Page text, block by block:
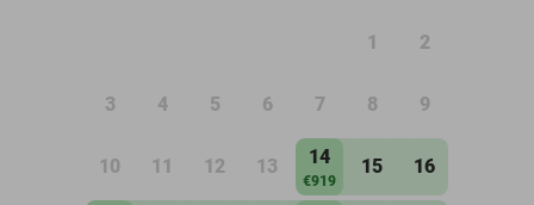
1 2
3 4 5 6 7 8 9
10 11 12 13 14
€919
15 16